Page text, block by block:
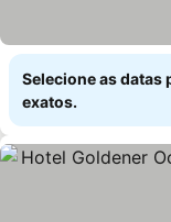
Selecione as datas
exatos.